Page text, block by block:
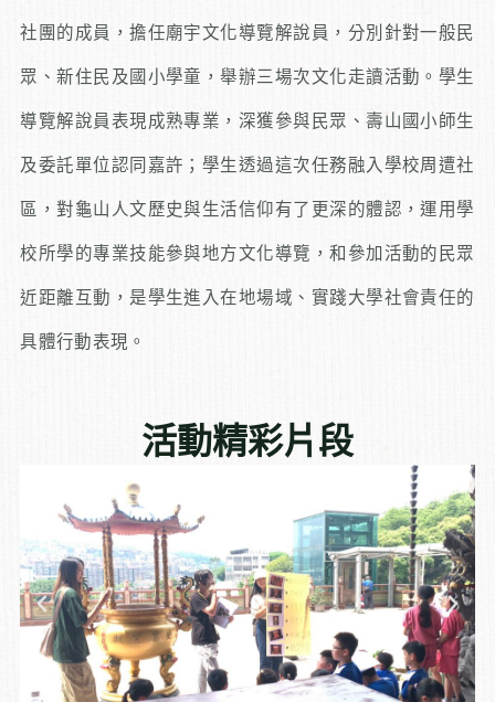
社團的成員，擔任廟宇文化導覽解說員，分別針對一般民
眾、新住民及國小學童，舉辦三場次文化走讀活動。學生
導覽解說員表現成熟專業，深獲參與民眾、壽山國小師生
及委託單位認同嘉許；學生透過這次任務融入學校周遭社
區，對龜山人文歷史與生活信仰有了更深的體認，運用學
校所學的專業技能參與地方文化導覽，和參加活動的民眾
近距離互動，是學生進入在地場域、實踐大學社會責任的
具體行動表現。
活動精彩片段